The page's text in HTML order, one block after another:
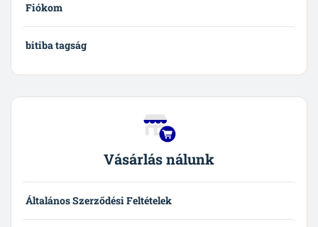
Fiókom
bitiba tagság
Vásárlás nálunk
Általános Szerződési Feltételek